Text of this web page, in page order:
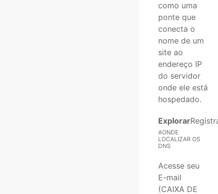
como uma
ponte que
conecta o
nome de um
site ao
endereço IP
do servidor
onde ele está
hospedado.
Explorar
AONDE
LOCALIZAR OS
DNS
Acesse seu
E-mail
(CAIXA DE